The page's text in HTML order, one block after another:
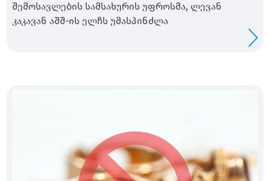
შემოსავლების სამსახურის უფროსმა, ლევან
კაკავან აშშ-ის ელჩს უმასპინძლა